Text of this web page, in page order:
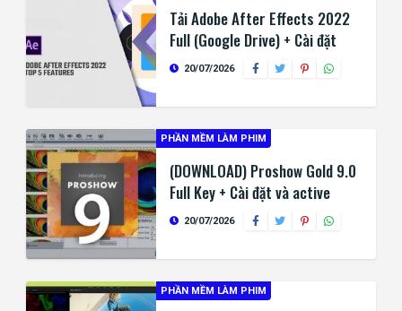
Tải Adobe After Effects 2022
Full (Google Drive) + Cài đặt
20/07/2026
PHẦN MỀM LÀM PHIM
(DOWNLOAD) Proshow Gold 9.0
Full Key + Cài đặt và active
20/07/2026
PHẦN MỀM LÀM PHIM